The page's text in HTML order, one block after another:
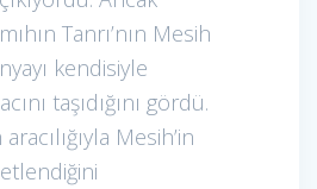
Tanrı’nın Mesih
kendisiyle
taşıdığını gördü.
Mesih’in